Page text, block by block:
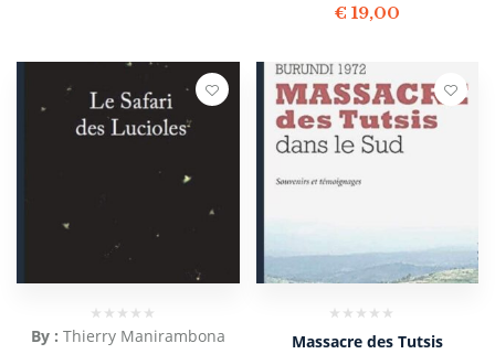
€ 19,00
By : Thierry Manirambona
Massacre des Tutsis